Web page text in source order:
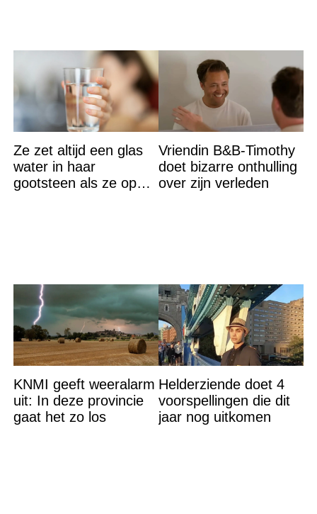
Ze zet altijd een glas
water in haar
gootsteen als ze op
Vriendin B&B-Timothy
doet bizarre onthulling
over zijn verleden
KNMI geeft weeralarm
uit: In deze provincie
gaat het zo los
Helderziende doet 4
voorspellingen die dit
jaar nog uitkomen